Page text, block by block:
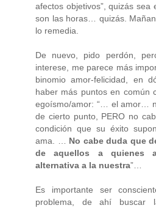
afectos objetivos”, quizás sea
son las horas… quizás.
lo remedia.
De nuevo, pido perdón,
interese, me parece más
binomio amor-felicidad, en
haber más puntos en común
egoísmo/amor: “… el amor…
de cierto punto, PERO no
condición que su éxito
ama. … No cabe duda que
de aquellos a quienes
alternativa a la nuestra”…
Es importante ser
problema, de ahí buscar